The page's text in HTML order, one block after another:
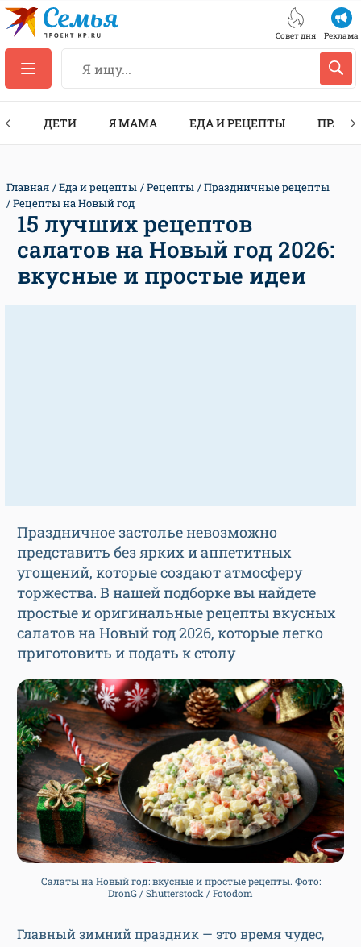
Совет дня Реклама
ДЕТИ Я МАМА ЕДА И РЕЦЕПТЫ
Главная Еда и рецепты Рецепты
Праздничные рецепты
Рецепты на Новый год
15 лучших рецептов
салатов на Новый год 2026:
вкусные и простые идеи
Праздничное застолье невозможно
представить без ярких и аппетитных
угощений, которые создают атмосферу
торжества. В нашей подборке вы найдете
простые и оригинальные рецепты вкусных
салатов на Новый год 2026, которые легко
приготовить и подать к столу
Салаты на Новый год: вкусные и простые рецепты. Фото:
DronG / Shutterstock / Fotodom
Главный зимний праздник — это время чудес,